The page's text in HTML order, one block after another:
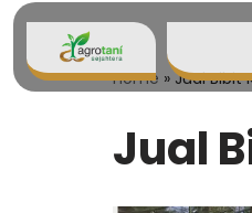
Lompat
ke
Home »Jual Bibit
Jual